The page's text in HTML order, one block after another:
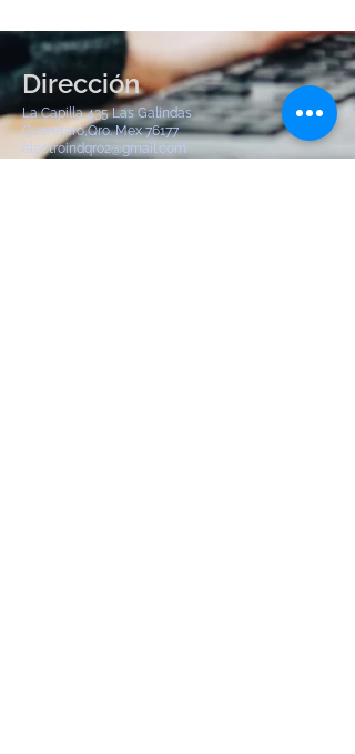
Dirección
La Capilla 435 Las Galindas
Querétaro,Qro. Mex 76177
electroindqro2@gmail.com